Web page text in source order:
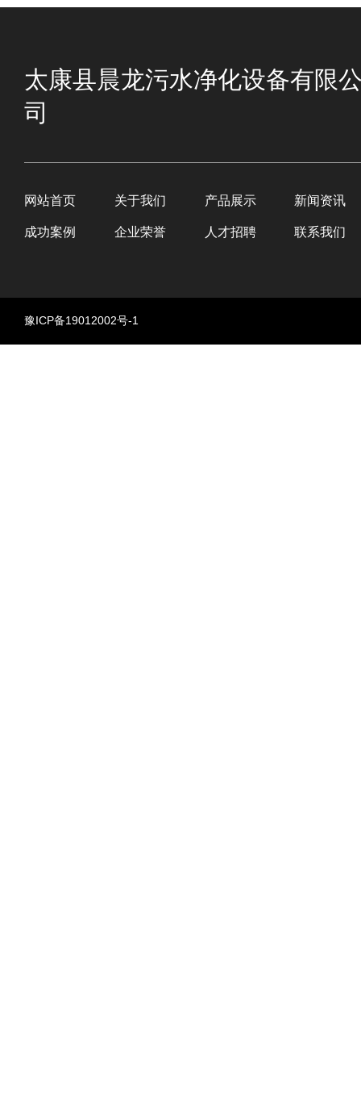
太康县晨龙污水净化设备有限
司
网站首页 关于我们 产品展示 新闻资讯
成功案例 企业荣誉 人才招聘 联系我们
豫ICP备19012002号-1